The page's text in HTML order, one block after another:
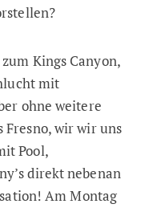
Kings Canyon,
mit
ohne weitere
Fresno, wir wir uns
Pool,
direkt nebenan
Am Montag